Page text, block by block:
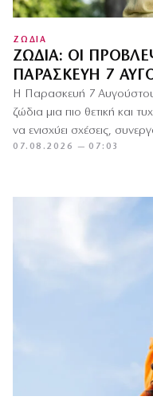
ΖΩΔΙΑ
ΖΏΔΙΑ: ΟΙ
ΠΑΡΑΣΚΕΥΉ 7
Η Παρασκευή 7 Αυγούστου
ζώδια μια πιο θετική και
να ενισχύει σχέσεις,
07.08.2026 — 07:03